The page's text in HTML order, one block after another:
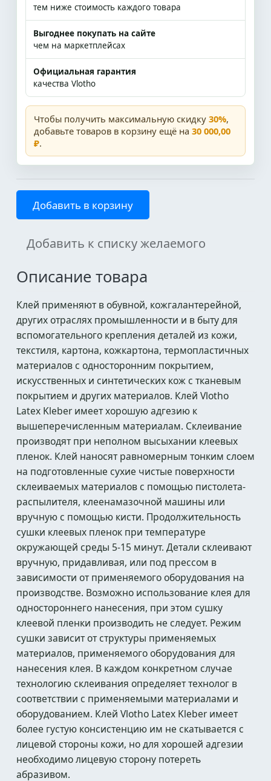
тем ниже стоимость каждого товара
Выгоднее покупать на сайте
чем на маркетплейсах
Официальная гарантия
качества Vlotho
Чтобы получить максимальную скидку 30%,
добавьте товаров в корзину ещё на 30 000,00
₽.
Добавить в корзину
Добавить к списку желаемого
Описание товара
Клей применяют в обувной, кожгалантерейной,
других отраслях промышленности и в быту для
вспомогательного крепления деталей из кожи,
текстиля, картона, кожкартона, термопластичных
материалов с односторонним покрытием,
искусственных и синтетических кож с тканевым
покрытием и других материалов. Клей Vlotho
Latex Kleber имеет хорошую адгезию к
вышеперечисленным материалам. Склеивание
производят при неполном высыхании клеевых
пленок. Клей наносят равномерным тонким слоем
на подготовленные сухие чистые поверхности
склеиваемых материалов с помощью пистолета-
распылителя, клеенамазочной машины или
вручную с помощью кисти. Продолжительность
сушки клеевых пленок при температуре
окружающей среды 5-15 минут. Детали склеивают
вручную, придавливая, или под прессом в
зависимости от применяемого оборудования на
производстве. Возможно использование клея для
одностороннего нанесения, при этом сушку
клеевой пленки производить не следует. Режим
сушки зависит от структуры применяемых
материалов, применяемого оборудования для
нанесения клея. В каждом конкретном случае
технологию склеивания определяет технолог в
соответствии с применяемыми материалами и
оборудованием. Клей Vlotho Latex Kleber имеет
более густую консистенцию им не скатывается с
лицевой стороны кожи, но для хорошей адгезии
необходимо лицевую сторону потереть
абразивом.